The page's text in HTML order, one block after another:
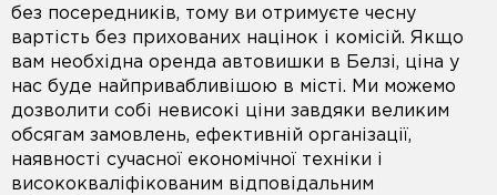
без посередників, тому ви отримуєте чесну
вартість без прихованих націнок і комісій. Якщо
вам необхідна оренда автовишки в Белзі, ціна у
нас буде найпривабливішою в місті. Ми можемо
дозволити собі невисокі ціни завдяки великим
обсягам замовлень, ефективній організації,
наявності сучасної економічної техніки і
висококваліфікованим відповідальним